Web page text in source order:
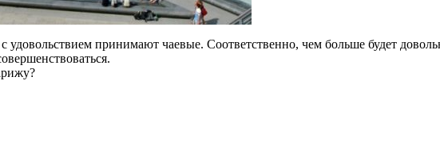
удовольствием принимают чаевые. Соответственно, чем больше будет